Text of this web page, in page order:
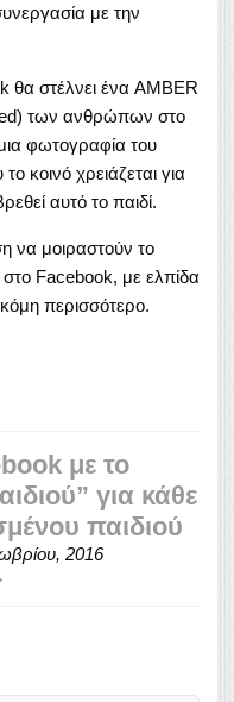
με την
θα στέλνει ένα AMBER
των ανθρώπων στο
φωτογραφία του
κοινό χρειάζεται για
αυτό το παιδί.
να μοιραστούν το
Facebook, με ελπίδα
περισσότερο.
με το
για κάθε
παιδιού
2016